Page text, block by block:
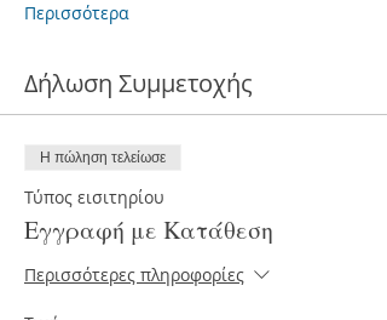
Περισσότερα
Δήλωση Συμμετοχής
Η πώληση τελείωσε
Τύπος εισιτηρίου
Εγγραφή με Κατάθεση
Περισσότερες πληροφορίες